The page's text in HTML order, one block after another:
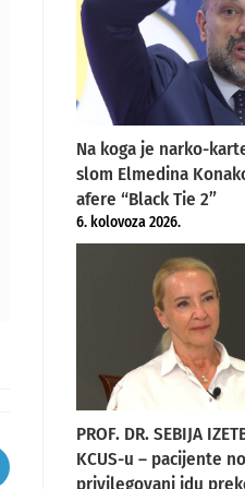
Na koga je narko-
slom Elmedina
afere “Black Tie 2”
6. kolovoza 2026.
PROF. DR. SEBIJA
KCUS-u – pacijente
privilegovani idu